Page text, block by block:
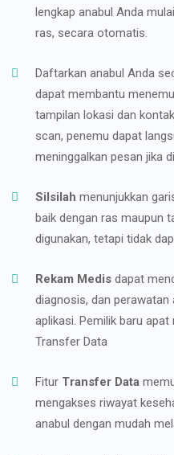
lengkap anabul Anda
ras, secara otomatis.
Daftarkan anabul Anda
dapat membantu
tampilan lokasi dan
scan, penemu dapat
meninggalkan pesan jika
Silsilah menunjukkan
baik dengan ras maupun
digunakan, tetapi tidak
Rekam Medis dapat
diagnosis, dan
aplikasi. Pemilik baru
Transfer Data
Fitur Transfer Data
mengakses riwayat
anabul dengan mudah